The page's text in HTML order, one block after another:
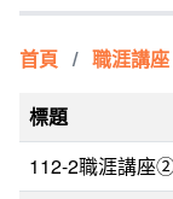
首頁 / 職涯講座
標題
112-2職涯講座